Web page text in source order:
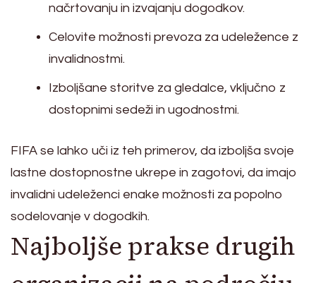
načrtovanju in izvajanju dogodkov.
Celovite možnosti prevoza za udeležence z
invalidnostmi.
Izboljšane storitve za gledalce, vključno z
dostopnimi sedeži in ugodnostmi.
FIFA se lahko uči iz teh primerov, da izboljša svoje
lastne dostopnostne ukrepe in zagotovi, da imajo
invalidni udeleženci enake možnosti za popolno
sodelovanje v dogodkih.
Najboljše prakse drugih